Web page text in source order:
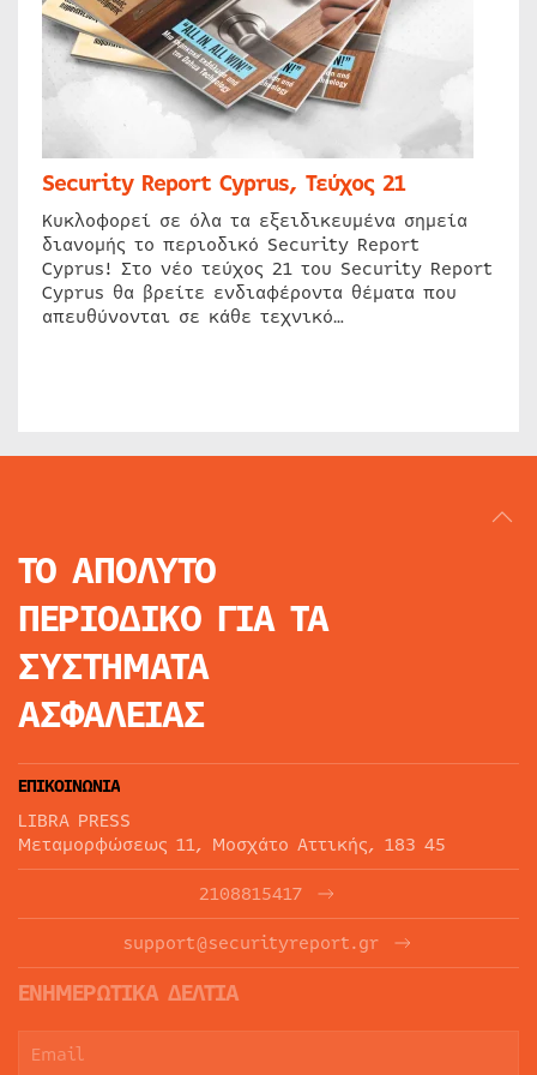
Security Report Cyprus, Τεύχος 21
Κυκλοφορεί σε όλα τα εξειδικευμένα σημεία
διανομής το περιοδικό Security Report
Cyprus! Στο νέο τεύχος 21 του Security Report
Cyprus θα βρείτε ενδιαφέροντα θέματα που
απευθύνονται σε κάθε τεχνικό…
ΤΟ ΑΠΟΛΥΤΟ
ΠΕΡΙΟΔΙΚΟ ΓΙΑ ΤΑ
ΣΥΣΤΗΜΑΤΑ
ΑΣΦΑΛΕΙΑΣ
ΕΠΙΚΟΙΝΩΝΙΑ
LIBRA PRESS
Μεταμορφώσεως 11, Μοσχάτο Αττικής, 183 45
2108815417
support@securityreport.gr
ΕΝΗΜΕΡΩΤΙΚΑ ΔΕΛΤΙΑ